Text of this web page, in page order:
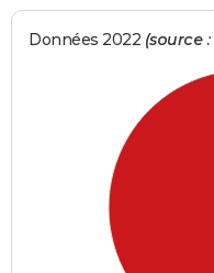
Données 2022 (source